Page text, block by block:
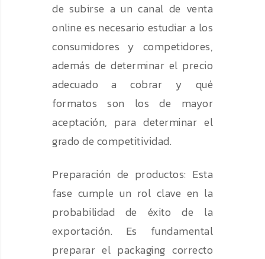
de subirse a un canal de venta
online es necesario estudiar a los
consumidores y competidores,
además de determinar el precio
adecuado a cobrar y qué
formatos son los de mayor
aceptación, para determinar el
grado de competitividad.
Preparación de productos: Esta
fase cumple un rol clave en la
probabilidad de éxito de la
exportación. Es fundamental
preparar el packaging correcto